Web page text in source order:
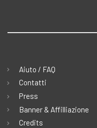
Aiuto / FAQ
Contatti
Press
Banner & Affilliazione
Credits